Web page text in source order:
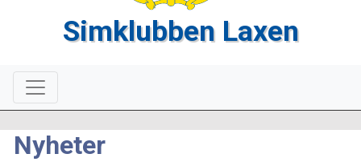
Simklubben Laxen
Nyheter